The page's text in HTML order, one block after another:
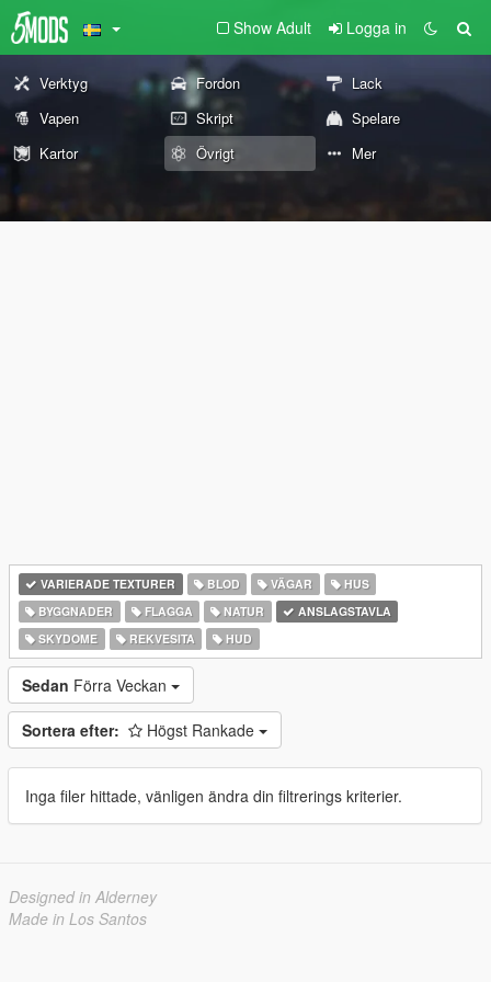
Show Adult Logga in
Verktyg Fordon
Lack
Vapen
Skript
Spelare
Kartor
Övrigt Mer
VARIERADE TEXTURER BLOD VÄGAR
HUS
BYGGNADER
FLAGGA NATUR
ANSLAGSTAVLA
SKYDOME
REKVESITA HUD
Sedan Förra Veckan
Sortera efter: Högst Rankade
Inga filer hittade, vänligen ändra din filtrerings kriterier.
Designed in Alderney
Made in Los Santos